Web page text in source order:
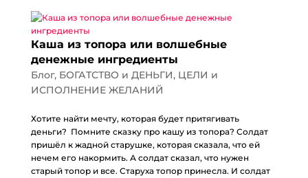
Каша из топора или волшебные
денежные ингредиенты
Блог, БОГАТСТВО и ДЕНЬГИ, ЦЕЛИ и
ИСПОЛНЕНИЕ ЖЕЛАНИЙ
Хотите найти мечту, которая будет притягивать
деньги? Помните сказку про кашу из топора? Солдат
пришёл к жадной старушке, которая сказала, что ей
нечем его накормить. А солдат сказал, что нужен
старый топор и все. Старуха топор принесла. И солдат